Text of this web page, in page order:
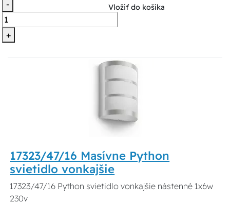
-
+
Vložiť do košíka
17323/47/16 Masívne Python
svietidlo vonkajšie
17323/47/16 Python svietidlo vonkajšie nástenné 1x6w
230v